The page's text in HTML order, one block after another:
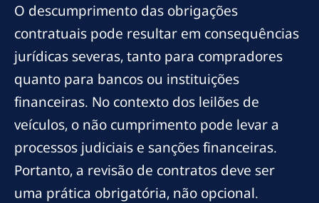
O descumprimento das obrigações
contratuais pode resultar em consequências
jurídicas severas, tanto para compradores
quanto para bancos ou instituições
financeiras. No contexto dos leilões de
veículos, o não cumprimento pode levar a
processos judiciais e sanções financeiras.
Portanto, a revisão de contratos deve ser
uma prática obrigatória, não opcional.